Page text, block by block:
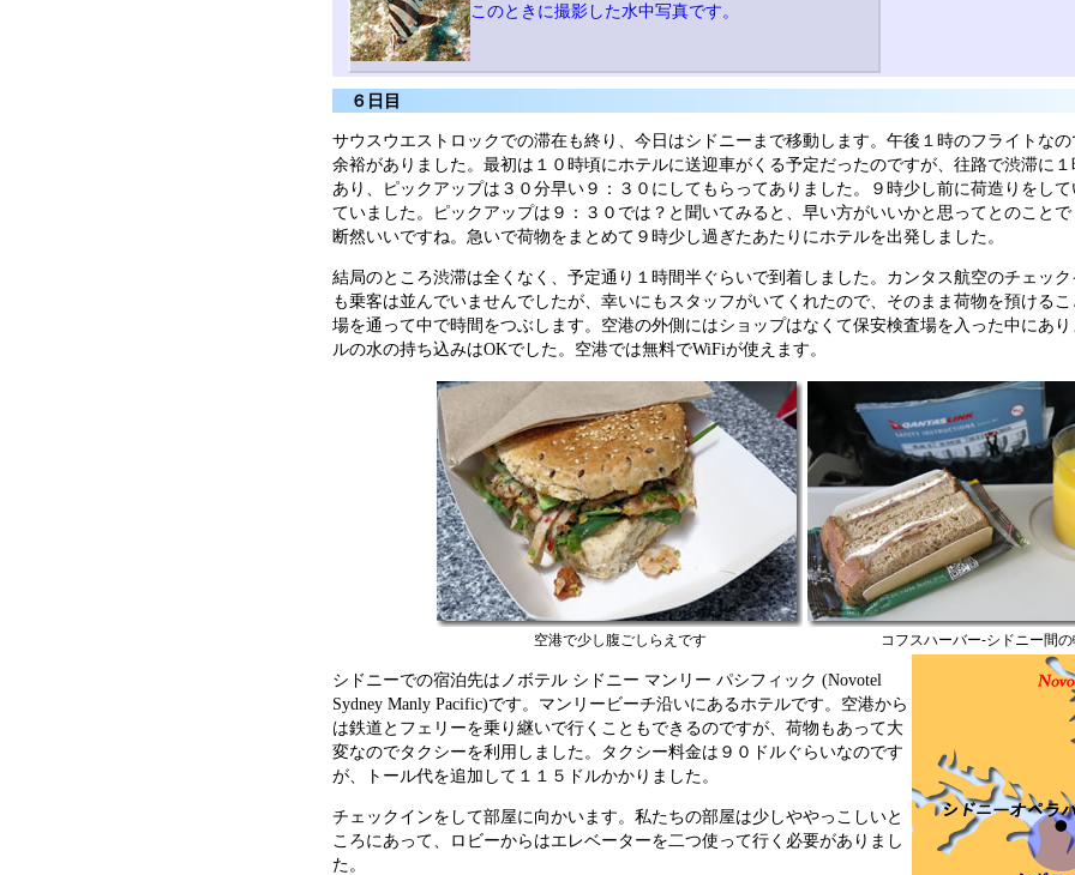
このときに撮影した水中写真です。
６日目
サウスウエストロックでの滞在も終り、今日はシドニーまで移動します。午後１時のフライトな
余裕がありました。最初は１０時頃にホテルに送迎車がくる予定だったのですが、往路で渋滞に
あり、ピックアップは３０分早い９：３０にしてもらってありました。９時少し前に荷造りをし
ていました。ピックアップは９：３０では？と聞いてみると、早い方がいいかと思ってとのこと
断然いいですね。急いで荷物をまとめて９時少し過ぎたあたりにホテルを出発しました。
結局のところ渋滞は全くなく、予定通り１時間半ぐらいで到着しました。カンタス航空のチェッ
も乗客は並んでいませんでしたが、幸いにもスタッフがいてくれたので、そのまま荷物を預ける
場を通って中で時間をつぶします。空港の外側にはショップはなくて保安検査場を入った中にあ
ルの水の持ち込みはOKでした。空港では無料でWiFiが使えます。
空港で少し腹ごしらえです コフスハーバー-シドニー間
シドニーでの宿泊先はノボテル シドニー マンリー パシフィック (Novotel
Sydney Manly Pacific)です。マンリービーチ沿いにあるホテルです。空港から
は鉄道とフェリーを乗り継いで行くこともできるのですが、荷物もあって大
変なのでタクシーを利用しました。タクシー料金は９０ドルぐらいなのです
が、トール代を追加して１１５ドルかかりました。
チェックインをして部屋に向かいます。私たちの部屋は少しややっこしいと
ころにあって、ロビーからはエレベーターを二つ使って行く必要がありまし
た。